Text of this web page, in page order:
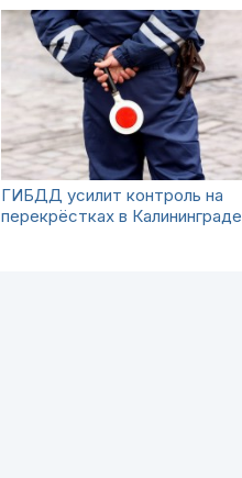
ГИБДД усилит контроль на
перекрёстках в Калининграде